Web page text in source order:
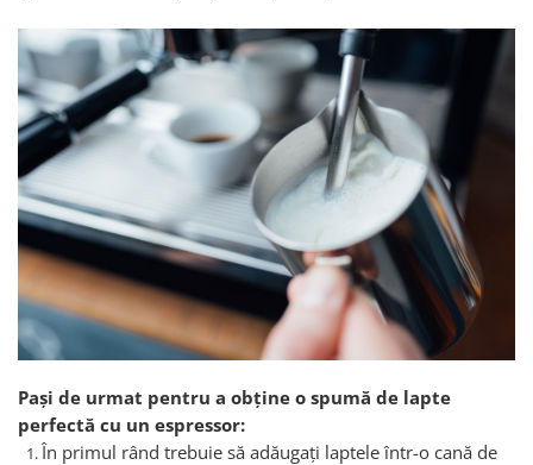
Pași de urmat pentru a obține o spumă de lapte
perfectă cu un espressor:
În primul rând trebuie să adăugați laptele într-o cană de